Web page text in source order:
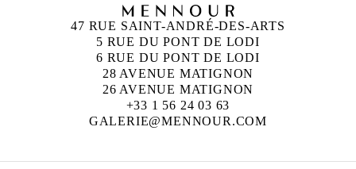
47 RUE SAINT-ANDRÉ-DES-ARTS
5 RUE DU PONT DE LODI
6 RUE DU PONT DE LODI
28 AVENUE MATIGNON
26 AVENUE MATIGNON
+33 1 56 24 03 63
GALERIE@MENNOUR.COM